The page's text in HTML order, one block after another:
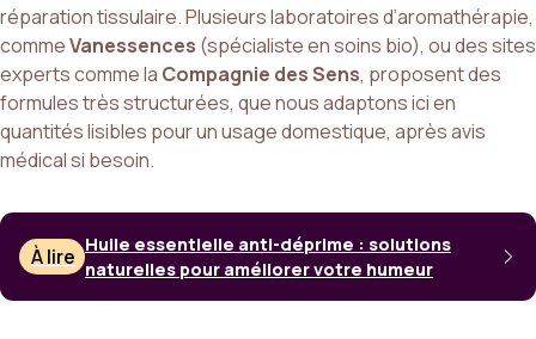
réparation tissulaire. Plusieurs laboratoires d’aromathérapie,
commeVanessences (spécialiste en soins bio), ou des sites
experts comme la Compagnie des Sens, proposent des
formules très structurées, que nous adaptons ici en
quantités lisibles pour un usage domestique, après avis
médical si besoin.
À lire Huile essentielle anti-déprime : solutions
naturelles pour améliorer votre humeur